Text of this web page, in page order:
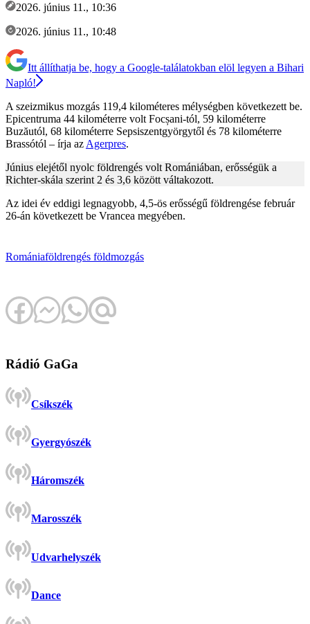
2026. június 11., 10:36
2026. június 11., 10:48
Itt állíthatja be, hogy a Google-találatokban elöl legyen a Bihari
Napló!
A szeizmikus mozgás 119,4 kilométeres mélységben következett be.
Epicentruma 44 kilométerre volt Focșani-tól, 59 kilométerre
Buzăutól, 68 kilométerre Sepsiszentgyörgytől és 78 kilométerre
Brassótól – írja az Agerpres.
Június elejétől nyolc földrengés volt Romániában, erősségük a
Richter-skála szerint 2 és 3,6 között váltakozott.
Az idei év eddigi legnagyobb, 4,5-ös erősségű földrengése február
26-án következett be Vrancea megyében.
Romániaföldrengés földmozgás
Rádió GaGa
Csíkszék
Gyergyószék
Háromszék
Marosszék
Udvarhelyszék
Dance